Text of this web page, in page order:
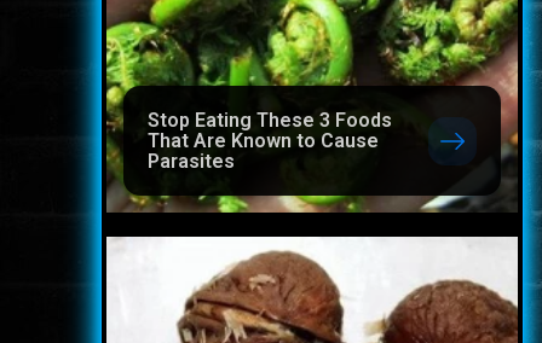
Stop Eating These 3 Foods
That Are Known to Cause
Parasites